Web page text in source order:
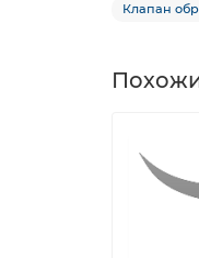
Клапан